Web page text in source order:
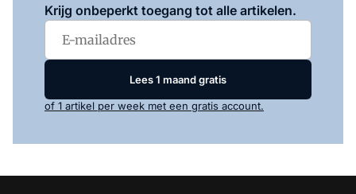
Krijg onbeperkt toegang tot alle artikelen.
Lees 1 maand gratis
of 1 artikel per week met een gratis account.